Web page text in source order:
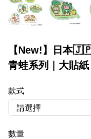
【New!】日本
青蛙系列｜大貼紙
款式
數量